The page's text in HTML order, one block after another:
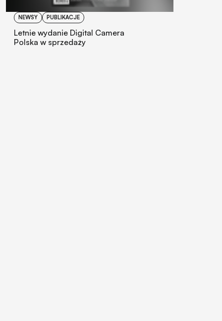
NEWSY PUBLIKACJE
Letnie wydanie Digital Camera
Polska w sprzedaży